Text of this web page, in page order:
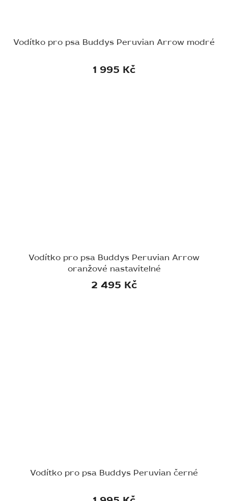
Vodítko pro psa Buddys Peruvian Arrow modré
1 995 Kč
Vodítko pro psa Buddys Peruvian Arrow
oranžové nastavitelné
2 495 Kč
Vodítko pro psa Buddys Peruvian černé